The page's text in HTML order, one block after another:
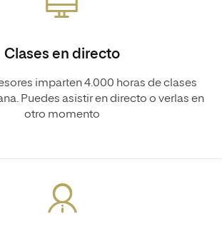
Clases en directo
imparten 4.000 horas de clases
Puedes asistir en directo o verlas en
otro momento